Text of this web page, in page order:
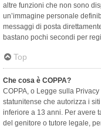
altre funzioni che non sono
un’immagine personale
messaggi di posta
bastano pochi secondi per
Top
Che cosa è COPPA?
COPPA, o Legge sulla
statunitense che autorizza i
inferiore a 13 anni. Per avere
del genitore o tutore legale,